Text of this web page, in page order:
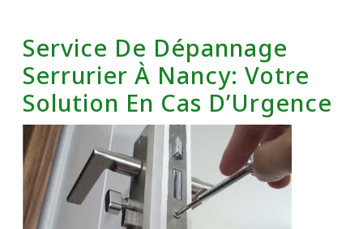
Service De Dépannage
Serrurier À Nancy: Votre
Solution En Cas D’Urgence